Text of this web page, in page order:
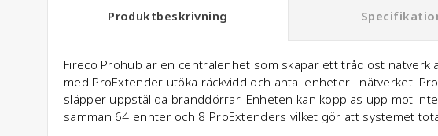
Produktbeskrivning
Fireco Prohub är en centralenhet som skapar ett trådlöst
med ProExtender utöka räckvidd och antal enheter i nätverket.
släpper uppställda branddörrar. Enheten kan kopplas upp mot
samman 64 enhter och 8 ProExtenders vilket gör att systemet